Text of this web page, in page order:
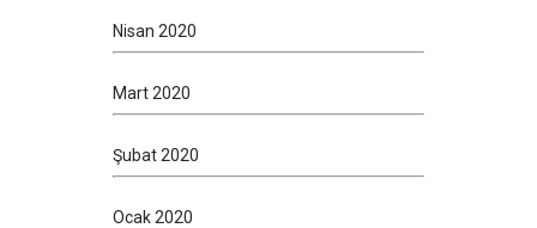
Nisan 2020
Mart 2020
Şubat 2020
Ocak 2020